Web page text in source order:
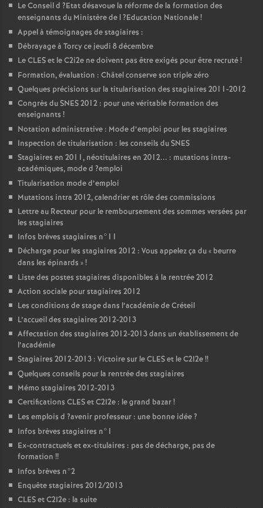
Le Conseil d ?Etat désavoue la réforme de la formation des
enseignants du Ministère de l?Education Nationale!
Appel à témoignages de stagiaires :
Débrayage à Torcy ce jeudi 8 décembre
LeCLESet le C2i2e ne doivent pas être exigés pour être recruté!
Formation, évaluation : Châtel conserve son triple zéro
Quelques précisions sur la titularisation des stagiaires 2011-2012
Congrès duSNES2012 : pour une véritable formation des
enseignants !
Notation administrative : Mode d’emploi pour les stagiaires
Inspection de titularisation : les conseils duSNES
Stagiaires en 2011, néotitulaires en 2012... : mutations intra-
académiques, mode d ?emploi
Titularisation mode d’emploi
Mutations intra 2012, calendrier et rôle des commissions
Lettre au Recteur pour le remboursement des sommes versées par
les stagiaires
Infos brèves stagiaires n°11
Décharge pour les stagiaires 2012 : Vous appelez ça du « beurre
dans les épinards »!
Liste des postes stagiaires disponibles à la rentrée 2012
Action sociale pour stagiaires 2012
Les conditions de stage dans l’académie de Créteil
L’accueil des stagiaires 2012-2013
Affectation des stagiaires 2012-2013 dans un établissement de
l’académie
Stagiaires 2012-2013 : Victoire sur leCLESet le C2I2e!!
Quelques conseils pour la rentrée des stagiaires
Mémo stagiaires 2012-2013
Certifications CLESet C2I2e : le grand bazar!
Les emplois d ?avenir professeur : une bonne idée?
Infos brèves stagiaires n°1
Ex-contractuels et ex-titulaires : pas de décharge, pas de
formation !!
Infos brèves n°2
Enquête stagiaires 2012/2013
CLESet C2I2e : la suite